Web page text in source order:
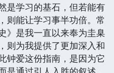
是学习的基石，但若能有
则能让学习事半功倍。常
》是我一直以来奉为圭臬
则为我提供了更加深入和
钟爱这份指南，是因为它